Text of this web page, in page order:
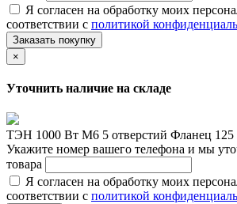
Я согласен на обработку моих
соответствии с политикой
Заказать покупку
×
Уточнить наличие на складе
ТЭН 1000 Вт M6 5 отверстий Фланец
Укажите номер вашего телефона и мы
товара
Я согласен на обработку моих
соответствии с политикой